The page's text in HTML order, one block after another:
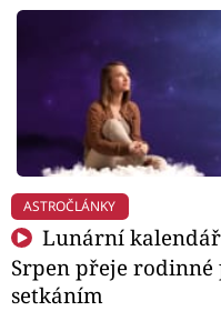
ASTROČLÁNKY
Lunární kalendář
Srpen přeje
setkáním